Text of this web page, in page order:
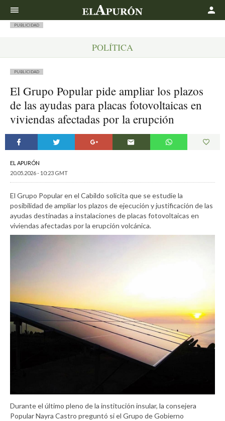
PUBLICIDAD
POLÍTICA
PUBLICIDAD
El Grupo Popular pide ampliar los plazos
de las ayudas para placas fotovoltaicas en
viviendas afectadas por la erupción
EL APURÓN
20.05.2026 - 10:23 GMT
El Grupo Popular en el Cabildo solicita que se estudie la
posibilidad de ampliar los plazos de ejecución y justificación de las
ayudas destinadas a instalaciones de placas fotovoltaicas en
viviendas afectadas por la erupción volcánica.
Durante el último pleno de la institución insular, la consejera
Popular Nayra Castro preguntó si el Grupo de Gobierno